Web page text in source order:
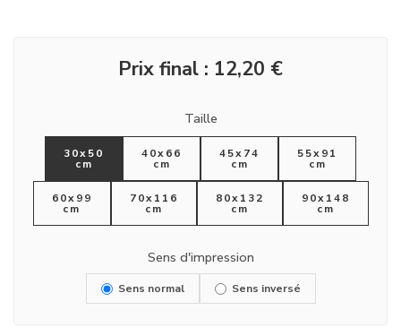
Prix final : 12,20 €
Taille
30x50
cm
40x66
cm
45x74
cm
55x91
cm
60x99
cm
70x116
cm
80x132
cm
90x148
cm
Sens d'impression
Sens normal Sens inversé